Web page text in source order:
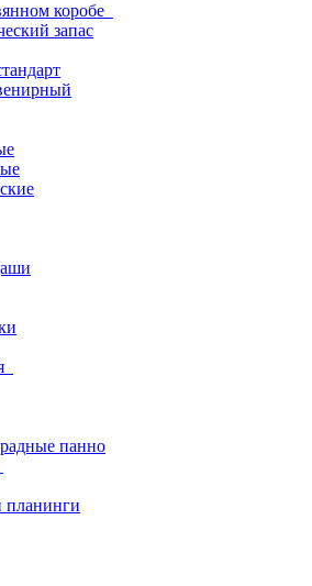
коробе
запас
панно
планинги